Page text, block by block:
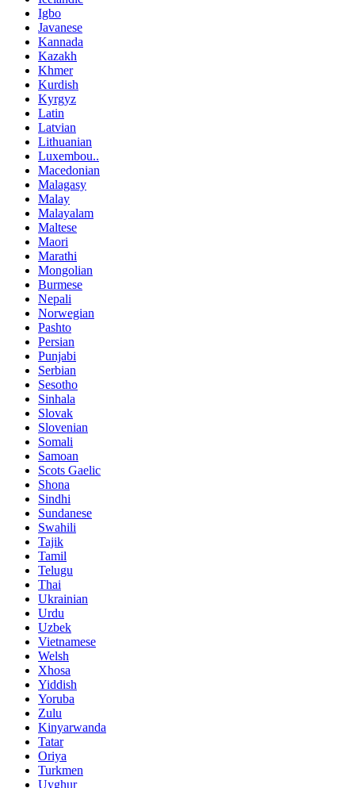
Igbo
Javanese
Kannada
Kazakh
Khmer
Kurdish
Kyrgyz
Latin
Latvian
Lithuanian
Luxembou..
Macedonian
Malagasy
Malay
Malayalam
Maltese
Maori
Marathi
Mongolian
Burmese
Nepali
Norwegian
Pashto
Persian
Punjabi
Serbian
Sesotho
Sinhala
Slovak
Slovenian
Somali
Samoan
Scots Gaelic
Shona
Sindhi
Sundanese
Swahili
Tajik
Tamil
Telugu
Thai
Ukrainian
Urdu
Uzbek
Vietnamese
Welsh
Xhosa
Yiddish
Yoruba
Zulu
Kinyarwanda
Tatar
Oriya
Turkmen
Uyghur